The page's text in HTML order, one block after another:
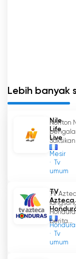
Lebih banyak
Nile
Life
Live
Mesir
Tv
umum
Nonton
TV
Azteca
Tv
umum
TV
berita...